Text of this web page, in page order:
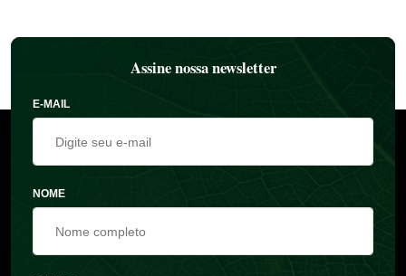
Assine nossa newsletter
E-MAIL
NOME